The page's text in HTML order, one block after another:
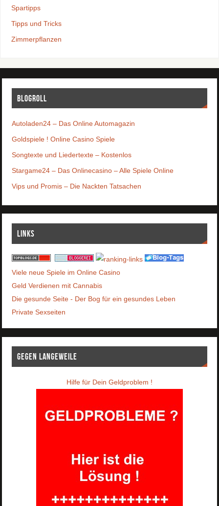
Spartipps
Tipps und Tricks
Zimmerpflanzen
Blogroll
Autoladen24 – Das Online Automagazin
Goldspiele ! Online Casino Spiele
Songtexte und Liedertexte – Kostenlos
Stargame24 – Das Onlinecasino – Alle Spiele Online
Vips und Promis – Die Nackten Tatsachen
Links
Viele neue Spiele im Online Casino
Geld Verdienen mit Cannabis
Die gesunde Seite - Der Bog für ein gesundes Leben
Private Sexseiten
Gegen Langeweile
Hilfe für Dein Geldproblem !